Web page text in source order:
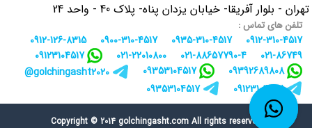
تهران - بلوار آفریقا- خیابان یزدان پناه- پلاک 40 - واحد 24
تلفن های تماس :
0912-310-4517
0935-310-4517
0900-310-4517
0912-126-8315
021-86749
021-88657790-4
021-22010800
09123104517
09392689808
09353104517
golchingasht2020@
09123104517
09353104517
Copyright © 2014 golchingasht.com All rights reserved